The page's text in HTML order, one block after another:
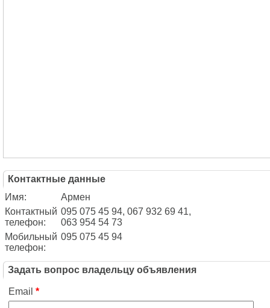
Контактные данные
Имя:
Армен
Контактный
телефон:
095 075 45 94, 067 932 69 41,
063 954 54 73
Мобильный
телефон:
095 075 45 94
Задать вопрос владельцу объявления
Email *